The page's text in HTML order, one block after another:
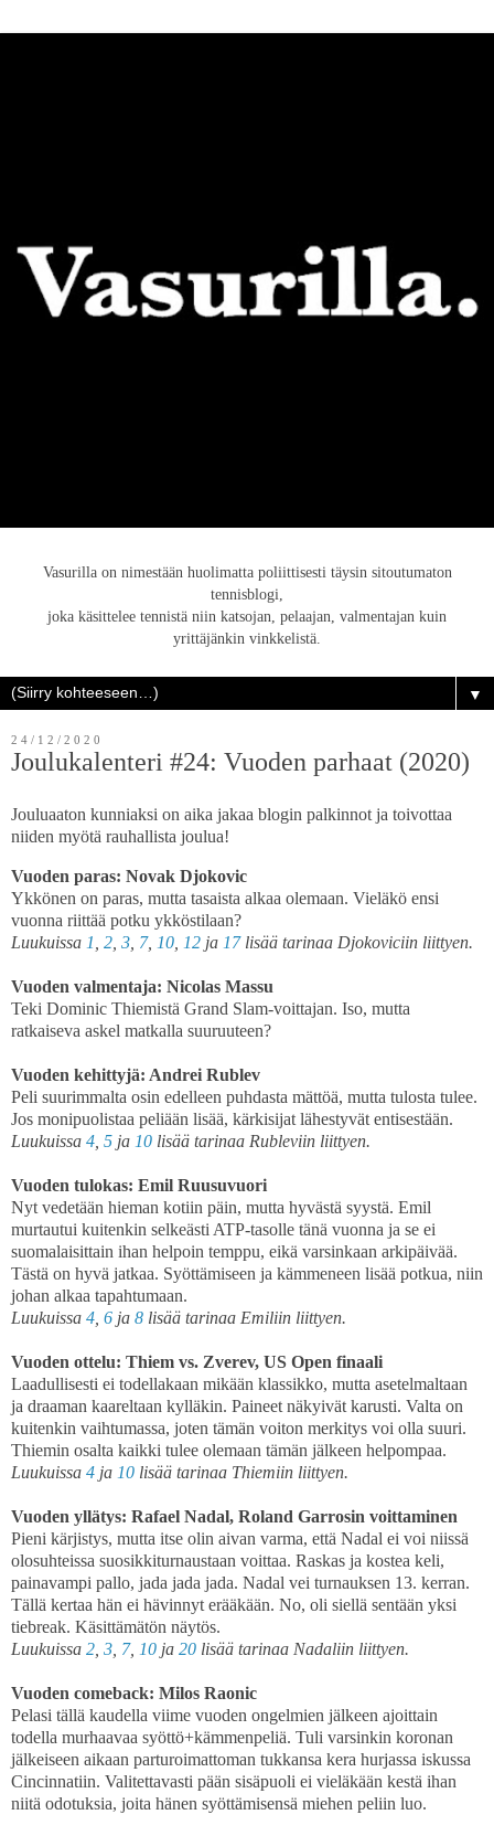
Vasurilla on nimestään huolimatta poliittisesti täysin sitoutumaton
tennisblogi,
joka käsittelee tennistä niin katsojan, pelaajan, valmentajan kuin
yrittäjänkin vinkkelistä.
▼
24/12/2020
Joulukalenteri #24: Vuoden parhaat (2020)
Jouluaaton kunniaksi on aika jakaa blogin palkinnot ja toivottaa
niiden myötä rauhallista joulua!
Vuoden paras: Novak Djokovic
Ykkönen on paras, mutta tasaista alkaa olemaan. Vieläkö ensi
vuonna riittää potku ykköstilaan?
Luukuissa 1 2 3 7, 10 12 ja 17lisää tarinaa Djokoviciin liittyen.
Vuoden valmentaja: Nicolas Massu
Teki Dominic Thiemistä Grand Slam-voittajan. Iso, mutta
ratkaiseva askel matkalla suuruuteen?
Vuoden kehittyjä: Andrei Rublev
Peli suurimmalta osin edelleen puhdasta mättöä, mutta tulosta tulee.
Jos monipuolistaa peliään lisää, kärkisijat lähestyvät entisestään.
Luukuissa 4 5 ja 10 lisää tarinaa Rubleviin liittyen.
Vuoden tulokas: Emil Ruusuvuori
Nyt vedetään hieman kotiin päin, mutta hyvästä syystä. Emil
murtautui kuitenkin selkeästi ATP-tasolle tänä vuonna ja se ei
suomalaisittain ihan helpoin temppu, eikä varsinkaan arkipäivää.
Tästä on hyvä jatkaa. Syöttämiseen ja kämmeneen lisää potkua, niin
johan alkaa tapahtumaan.
Luukuissa 4 6 ja 8 lisää tarinaa Emiliin liittyen.
Vuoden ottelu: Thiem vs. Zverev, US Open finaali
Laadullisesti ei todellakaan mikään klassikko, mutta asetelmaltaan
ja draaman kaareltaan kylläkin. Paineet näkyivät karusti. Valta on
kuitenkin vaihtumassa, joten tämän voiton merkitys voi olla suuri.
Thiemin osalta kaikki tulee olemaan tämän jälkeen helpompaa.
Luukuissa 4 ja 10 lisää tarinaa Thiemiin liittyen.
Vuoden yllätys: Rafael Nadal, Roland Garrosin voittaminen
Pieni kärjistys, mutta itse olin aivan varma, että Nadal ei voi niissä
olosuhteissa suosikkiturnaustaan voittaa. Raskas ja kostea keli,
painavampi pallo, jada jada jada. Nadal vei turnauksen 13. kerran.
Tällä kertaa hän ei hävinnyt erääkään. No, oli siellä sentään yksi
tiebreak. Käsittämätön näytös.
Luukuissa 2 3 7, 10 ja 20 lisää tarinaa Nadaliin liittyen.
Vuoden comeback: Milos Raonic
Pelasi tällä kaudella viime vuoden ongelmien jälkeen ajoittain
todella murhaavaa syöttö+kämmenpeliä. Tuli varsinkin koronan
jälkeiseen aikaan parturoimattoman tukkansa kera hurjassa iskussa
Cincinnatiin. Valitettavasti pään sisäpuoli ei vieläkään kestä ihan
niitä odotuksia, joita hänen syöttämisensä miehen peliin luo.